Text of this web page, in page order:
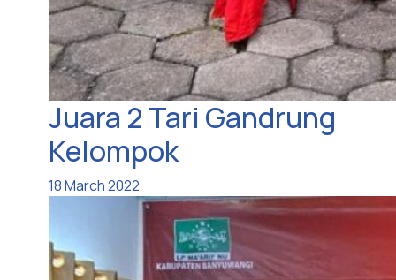
Juara 2 Tari Gandrung
Kelompok
18 March 2022